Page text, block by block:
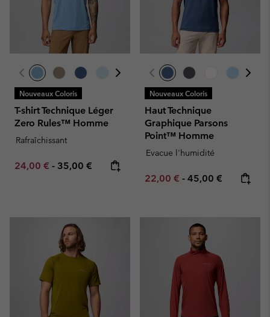
Nouveaux Coloris
T-shirt Technique Léger
Zero Rules™ Homme
Rafraîchissant
Minimum sale price:
24,00 € - Maximum price:
35,00 €
Nouveaux Coloris
Haut Technique
Graphique Parsons
Point™ Homme
Evacue l'humidité
Minimum sale price:
22,00 € - Maximum price:
45,00 €